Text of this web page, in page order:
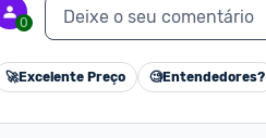
0 Deixe o seu comentário
🚀Excelente Preço 🧐Entendedores?